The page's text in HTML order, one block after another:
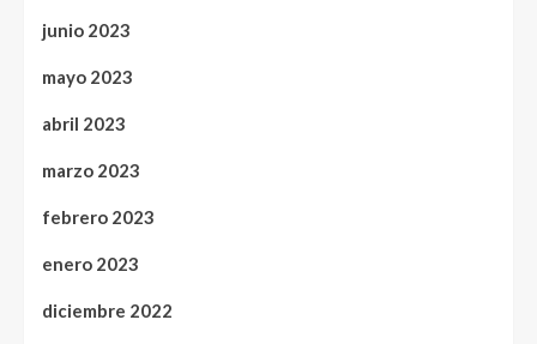
junio 2023
mayo 2023
abril 2023
marzo 2023
febrero 2023
enero 2023
diciembre 2022